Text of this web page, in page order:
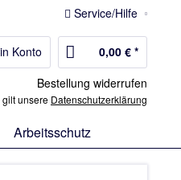
Service/Hilfe
Konto
0,00 € *
Bestellung widerrufen
gilt unsere Datenschutzerklärung
Arbeitsschutz